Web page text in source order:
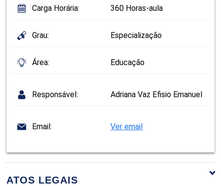
Carga Horária: 360 Horas-aula
Grau: Especialização
Área: Educação
Responsável: Adriana Vaz Efisio Emanuel
Email: Ver email
ATOS LEGAIS